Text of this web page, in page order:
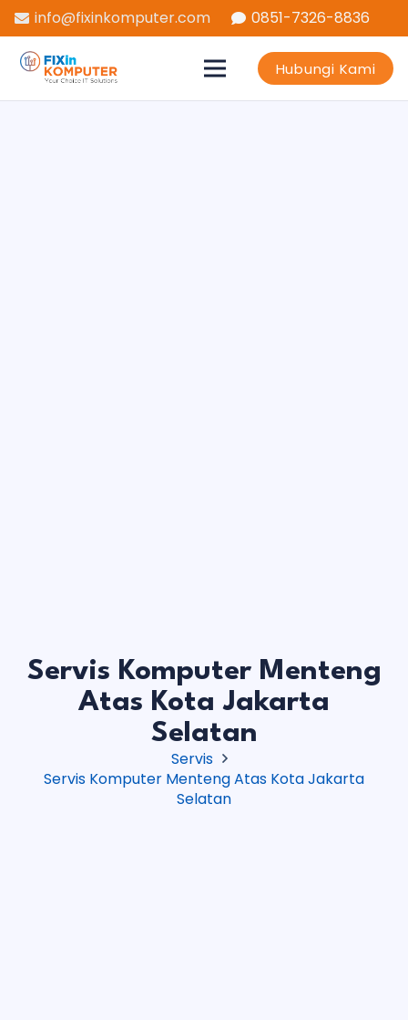
info@fixinkomputer.com 0851-7326-8836
Hubungi Kami
Servis Komputer Menteng
Atas Kota Jakarta
Selatan
Servis
Servis Komputer Menteng Atas Kota Jakarta
Selatan